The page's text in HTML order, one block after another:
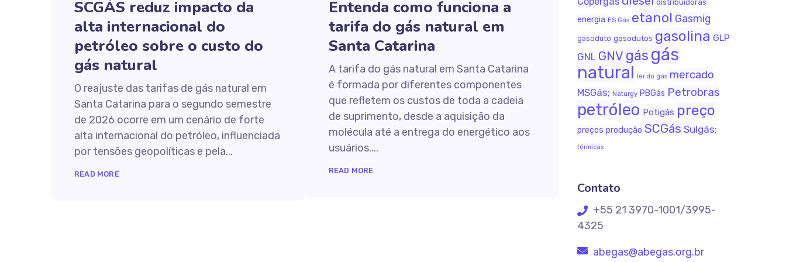
SCGÁS reduz impacto da
alta internacional do
petróleo sobre o custo do
gás natural
O reajuste das tarifas de gás natural em
Santa Catarina para o segundo semestre
de 2026 ocorre em um cenário de forte
alta internacional do petróleo, influenciada
por tensões geopolíticas e pela...
READ MORE
Entenda como funciona a
tarifa do gás natural em
Santa Catarina
A tarifa do gás natural em Santa Catarina
é formada por diferentes componentes
que refletem os custos de toda a cadeia
de suprimento, desde a aquisição da
molécula até a entrega do energético aos
usuários....
READ MORE
distribuidoras
energia ES Gás etanol Gasmig
gasoduto gasodutos gasolina GLP
GNL GNV gás gás
natural lei do gás mercado
MSGás; Naturgy PBGás Petrobras
petróleo Potigás preço
preços produção SCGás Sulgás;
térmicas
Contato
+55 21 3970-1001/3995-
4325
abegas@abegas.org.br